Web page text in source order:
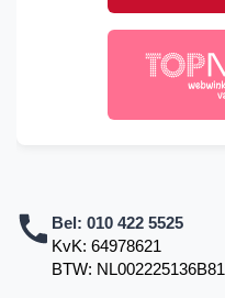
Bel: 010 422 5525
KvK: 64978621
BTW: NL002225136B81